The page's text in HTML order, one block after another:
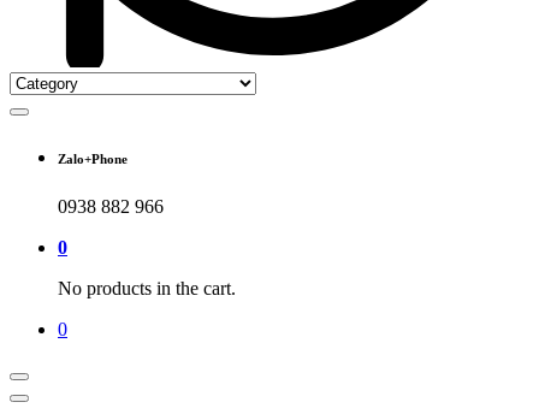
Zalo+Phone
0938 882 966
0
No products in the cart.
0